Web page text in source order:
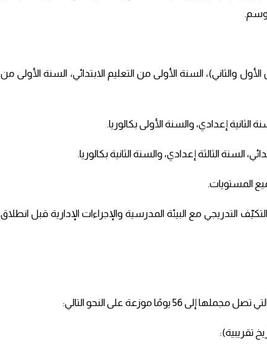
(المستويان الأول والثاني)، السنة الأولى من التعليم الابتدائي، السنة الأولى من
التدريجي مع البيئة المدرسية والإجراءات الإدارية قبل انطلاق
موزعة على النحو التالي:
تقريبية):